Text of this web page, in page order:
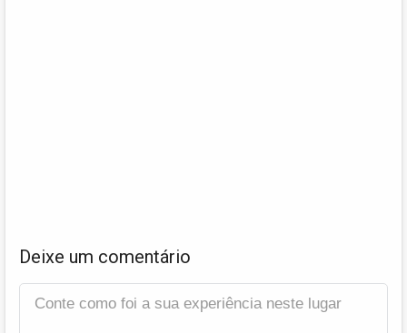
Deixe um comentário